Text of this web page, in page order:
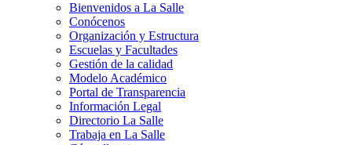
Bienvenidos a La Salle
Conócenos
Organización y Estructura
Escuelas y Facultades
Gestión de la calidad
Modelo Académico
Portal de Transparencia
Información Legal
Directorio La Salle
Trabaja en La Salle